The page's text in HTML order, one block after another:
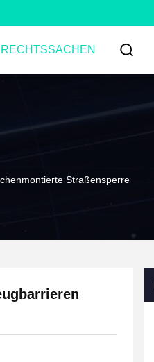
RECHTSSACHEN
Straßensperre